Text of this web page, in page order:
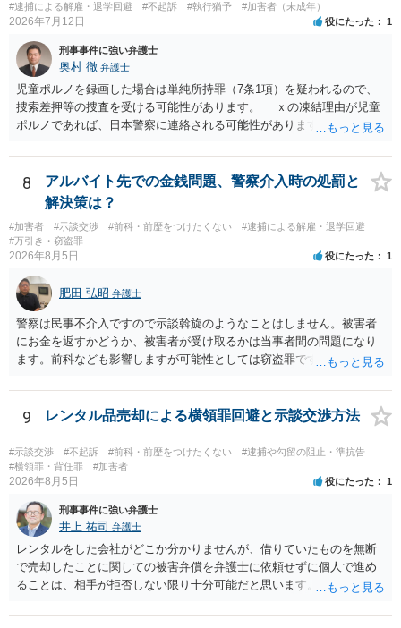
#逮捕による解雇・退学回避
#不起訴 #執行猶予 #加害者（未成年）
2026年7月12日 役にたった 1
刑事事件に強い弁護士
奥村 徹 弁護士
児童ポルノを録画した場合は単純所持罪（7条1項）を疑われるので、
捜索差押等の捜査を受ける可能性があります。 ｘの凍結理由が児童
ポルノであれば、日本警察に連絡される可能性があります。 対応と
るなり、警察に相談するなり、検討してください
8
アルバイト先での金銭問題、警察介入時の処罰と
解決策は？
#加害者 #示談交渉 #前科・前歴をつけたくない
#逮捕による解雇・退学回避
#万引き・窃盗罪
2026年8月5日 役にたった 1
肥田 弘昭 弁護士
警察は民事不介入ですので示談斡旋のようなことはしません。被害者
にお金を返すかどうか、被害者が受け取るかは当事者間の問題になり
ます。前科なども影響しますが可能性としては窃盗罪ですので、逮捕
9 レンタル品売却による横領罪回避と示談交渉方法
#示談交渉 #不起訴 #前科・前歴をつけたくない
#逮捕や勾留の阻止・準抗告
#横領罪・背任罪
#加害者
2026年8月5日 役にたった 1
刑事事件に強い弁護士
井上 祐司 弁護士
レンタルをした会社がどこか分かりませんが、借りていたものを無断
で売却したことに関しての被害弁償を弁護士に依頼せずに個人で進め
ることは、相手が拒否しない限り十分可能だと思います。 見積を出し
か）、弁護士に法律相談において助言をもらえば足りるでしょう。